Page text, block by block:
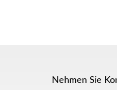
Nehmen Sie